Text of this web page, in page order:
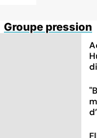
Groupe pression